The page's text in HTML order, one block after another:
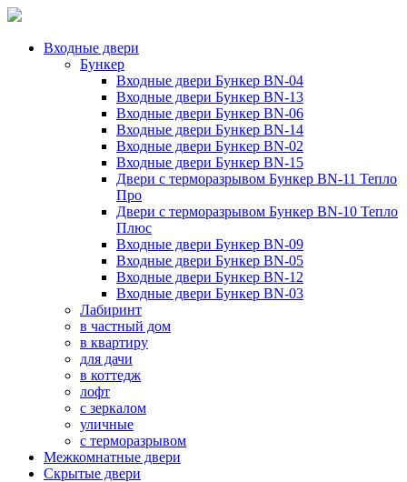
Входные двери
Бункер
Входные двери Бункер BN-04
Входные двери Бункер BN-13
Входные двери Бункер BN-06
Входные двери Бункер BN-14
Входные двери Бункер BN-02
Входные двери Бункер BN-15
Двери с терморазрывом Бункер BN-11 Тепло
Про
Двери с терморазрывом Бункер BN-10 Тепло
Плюс
Входные двери Бункер BN-09
Входные двери Бункер BN-05
Входные двери Бункер BN-12
Входные двери Бункер BN-03
Лабиринт
в частный дом
в квартиру
для дачи
в коттедж
лофт
с зеркалом
уличные
с терморазрывом
Межкомнатные двери
Скрытые двери